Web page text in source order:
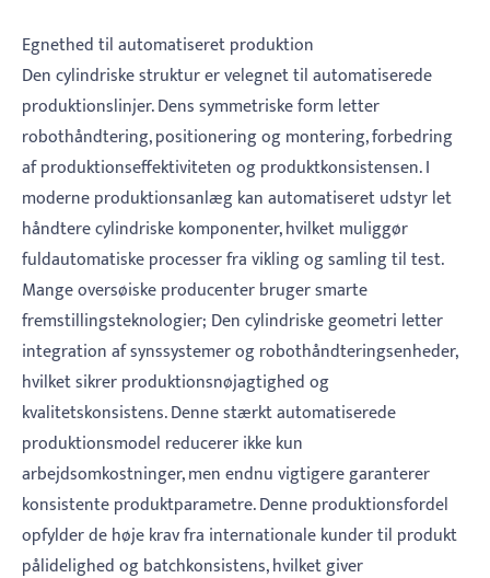
Egnethed til automatiseret produktion
Den cylindriske struktur er velegnet til automatiserede
produktionslinjer. Dens symmetriske form letter
robothåndtering, positionering og montering, forbedring
af produktionseffektiviteten og produktkonsistensen. I
moderne produktionsanlæg kan automatiseret udstyr let
håndtere cylindriske komponenter, hvilket muliggør
fuldautomatiske processer fra vikling og samling til test.
Mange oversøiske producenter bruger smarte
fremstillingsteknologier; Den cylindriske geometri letter
integration af synssystemer og robothåndteringsenheder,
hvilket sikrer produktionsnøjagtighed og
kvalitetskonsistens. Denne stærkt automatiserede
produktionsmodel reducerer ikke kun
arbejdsomkostninger, men endnu vigtigere garanterer
konsistente produktparametre. Denne produktionsfordel
opfylder de høje krav fra internationale kunder til produkt
pålidelighed og batchkonsistens, hvilket giver